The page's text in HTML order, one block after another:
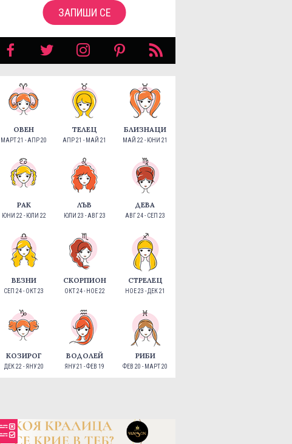
ЗАПИШИ СЕ
ОВЕН
МАРТ 21 - АПР 20
ТЕЛЕЦ
АПР 21 - МАЙ 21
БЛИЗНАЦИ
МАЙ 22 - ЮНИ 21
РАК
ЮНИ 22 - ЮЛИ 22
ЛЪВ
ЮЛИ 23 - АВГ 23
ДЕВА
АВГ 24 - СЕП 23
ВЕЗНИ
СЕП 24 - ОКТ 23
СКОРПИОН
ОКТ 24 - НОЕ 22
СТРЕЛЕЦ
НОЕ 23 - ДЕК 21
КОЗИРОГ
ДЕК 22 - ЯНУ 20
ВОДОЛЕЙ
ЯНУ 21 - ФЕВ 19
РИБИ
ФЕВ 20 - МАРТ 20